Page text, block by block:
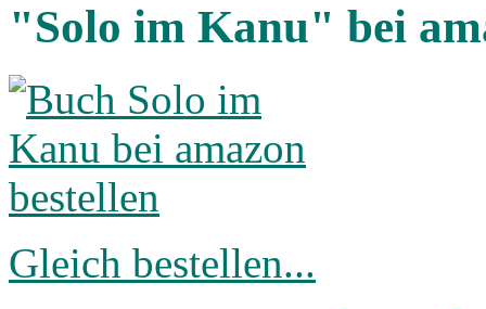
"Solo im Kanu" bei
Gleich bestellen...